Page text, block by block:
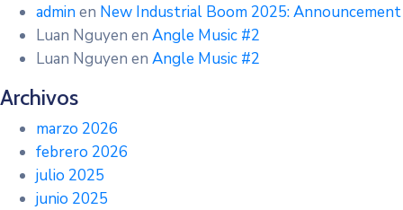
adminen New Industrial Boom 2025: Announcement
Luan Nguyen en Angle Music #2
Luan Nguyen en Angle Music #2
Archivos
marzo 2026
febrero 2026
julio 2025
junio 2025